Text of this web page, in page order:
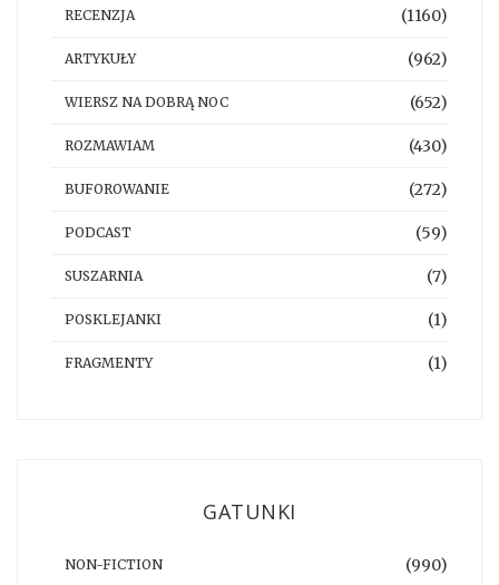
RECENZJA (1160)
ARTYKUŁY (962)
WIERSZ NA DOBRĄ NOC (652)
ROZMAWIAM (430)
BUFOROWANIE (272)
PODCAST (59)
SUSZARNIA (7)
POSKLEJANKI (1)
FRAGMENTY (1)
GATUNKI
NON-FICTION (990)